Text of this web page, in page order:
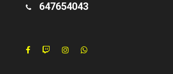
647654043